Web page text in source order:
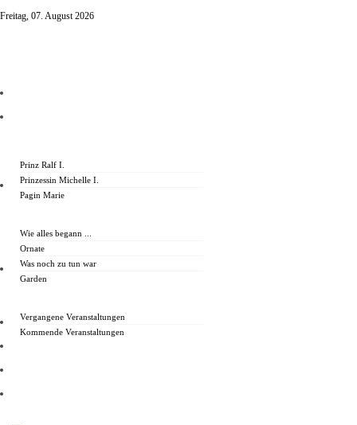
Freitag, 07. August 2026
Prinz Ralf I.
Prinzessin Michelle I.
Pagin Marie
Vorbereitung
Wie alles begann ...
Ornate
Was noch zu tun war
Garden
Veranstaltungen
Vergangene Veranstaltungen
Kommende Veranstaltungen
Sponsoren